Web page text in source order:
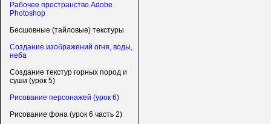
Рабочее пространство Adobe
Photoshop
Бесшовные (тайловые) текстуры
Создание изображений огня, воды,
неба
Создание текстур горных пород и
суши (урок 5)
Рисование персонажей (урок 6)
Рисование фона (урок 6 часть 2)